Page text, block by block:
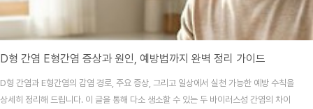
D형 간염 E형간염 증상과 원인, 예방법까지 완벽 정리 가이드
D형 간염과 E형간염의 감염 경로, 주요 증상, 그리고 일상에서 실천 가능한 예방 수칙을
상세히 정리해 드립니다. 이 글을 통해 다소 생소할 수 있는 두 바이러스성 간염의 차이